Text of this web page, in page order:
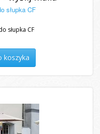
słupka CF
słupka CF
koszyka